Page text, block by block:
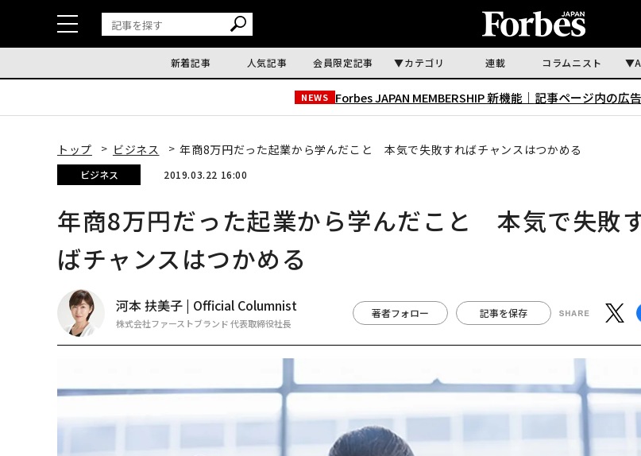
新着記事 人気記事 会員限定記事 カテゴリ 連載 コラムニスト
NEWS Forbes JAPAN MEMBERSHIP 新機能｜ 記事ページ内の広
トップ ビジネス 年商8万円だった起業から学んだこと 本気で失敗すればチャンスはつかめる
ビジネス 2019.03.22 16:00
年商8万円だった起業から学んだこと 本気で失敗
ばチャンスはつかめる
河本 扶美子 | Official Columnist
株式会社ファーストブランド 代表取締役社長
著者フォロー 記事を保存